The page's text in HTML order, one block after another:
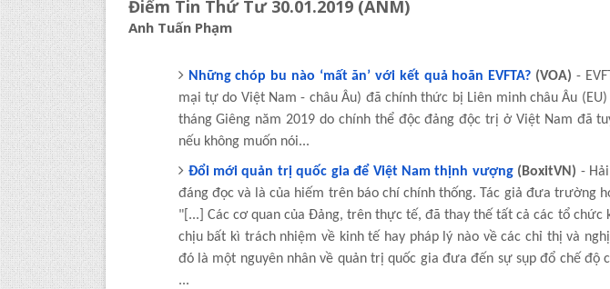
Điểm Tin Thứ Tư 30.01.2019 (ANM)
Anh Tuấn Phạm
Những chóp bu nào ‘mất ăn’ với kết quả hoãn EVFTA? (VOA) -
mại tự do Việt Nam - châu Âu) đã chính thức bị Liên minh châu Âu
tháng Giêng năm 2019 do chính thể độc đảng độc trị ở Việt Nam đã
nếu không muốn nói...
Đổi mới quản trị quốc gia để Việt Nam thịnh vượng(BoxitVN) -
đáng đọc và là của hiếm trên báo chí chính thống. Tác giả đưa trường
"[...] Các cơ quan của Đảng, trên thực tế, đã thay thế tất cả các tổ chức
chịu bất kì trách nhiệm về kinh tế hay pháp lý nào về các chỉ thị và
đó là một nguyên nhân về quản trị quốc gia đưa đến sự sụp đổ chế độ
...